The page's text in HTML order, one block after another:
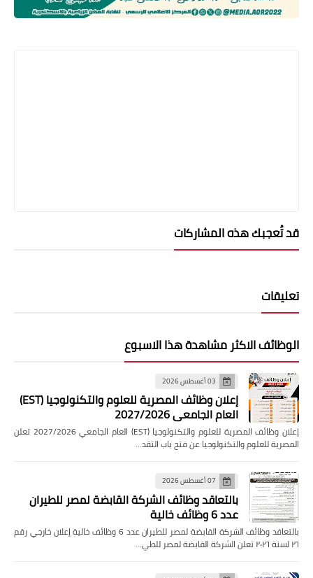
قد تُعجبك هذه المشاركات
تعليقات
الوظائف الاكثر مشاهدة هذا الاسبوع
03 أغسطس 2026
إعلان وظائف المصرية للعلوم والتكنولوجيا (EST)
العام الجامعي 2027/2026
إعلان وظائف المصرية للعلوم والتكنولوجيا (EST) العام الجامعي 2027/2026 تعلن
المصرية للعلوم والتكنولوجيا عن فتح باب التقد…
07 أغسطس 2026
بالتعاقد وظائف الشركة القابضة لمصر للطيران
عدد 6 وظائف خالية
بالتعاقد وظائف الشركة القابضة لمصر للطيران عدد 6 وظائف خالية إعلان خارجي رقم
٢٦ لسنة ٢٠٢٦ تعلن الشركة القابضة لمصر للطي…